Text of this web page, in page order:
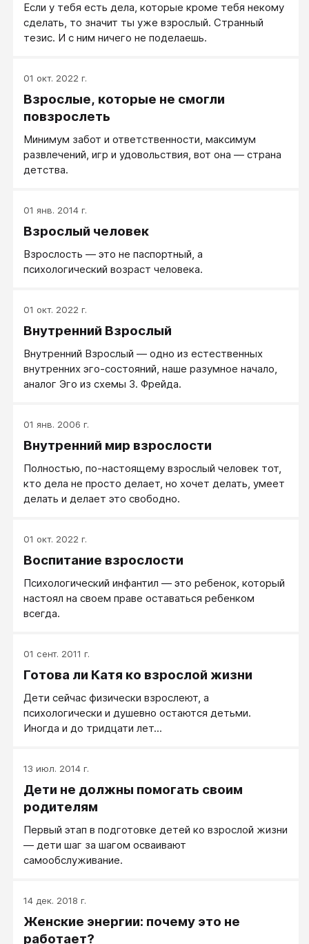
Если у тебя есть дела, которые кроме тебя некому
сделать, то значит ты уже взрослый. Странный
тезис. И с ним ничего не поделаешь.
01 окт. 2022 г.
Взрослые, которые не смогли
повзрослеть
Минимум забот и ответственности, максимум
развлечений, игр и удовольствия, вот она — страна
детства.
01 янв. 2014 г.
Взрослый человек
Взрослость — это не паспортный, а
психологический возраст человека.
01 окт. 2022 г.
Внутренний Взрослый
Внутренний Взрослый — одно из естественных
внутренних эго-состояний, наше разумное начало,
аналог Эго из схемы З. Фрейда.
01 янв. 2006 г.
Внутренний мир взрослости
Полностью, по-настоящему взрослый человек тот,
кто дела не просто делает, но хочет делать, умеет
делать и делает это свободно.
01 окт. 2022 г.
Воспитание взрослости
Психологический инфантил — это ребенок, который
настоял на своем праве оставаться ребенком
всегда.
01 сент. 2011 г.
Готова ли Катя ко взрослой жизни
Дети сейчас физически взрослеют, а
психологически и душевно остаются детьми.
Иногда и до тридцати лет...
13 июл. 2014 г.
Дети не должны помогать своим
родителям
Первый этап в подготовке детей ко взрослой жизни
— дети шаг за шагом осваивают
самообслуживание.
14 дек. 2018 г.
Женские энергии: почему это не
работает?